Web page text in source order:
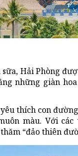
Hải Phòng
những giàn
thích con
màu. Với
“đảo thiên